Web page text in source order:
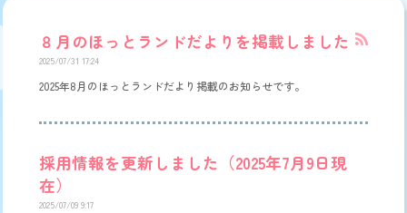
８月のほっとランドだよりを掲載しました
2025/07/31 17:24
2025年8月のほっとランドだより掲載のお知らせです。
採用情報を更新しました（2025年7月9日現
在）
2025/07/09 9:17